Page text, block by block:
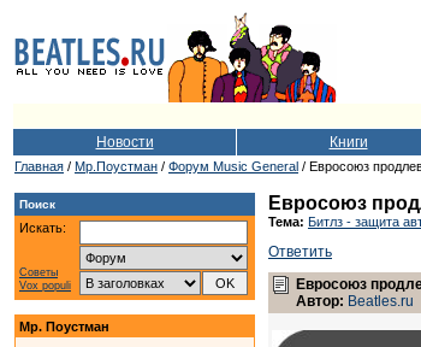
Новости Книги
Главная / Мр.Поустман / Форум Music General / Евросоюз
Поиск
Искать:
Советы
Vox populi
Мр. Поустман
Евросоюз
Тема: Битлз - защита
Ответить
Евросоюз
Автор: Beatles.ru